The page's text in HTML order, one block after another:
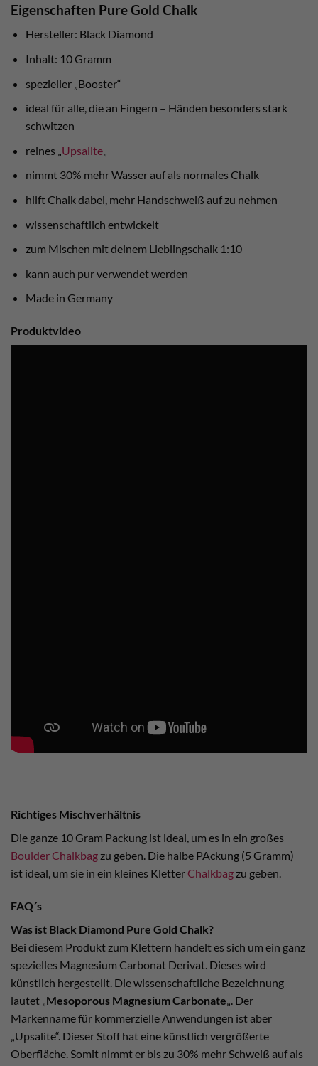
Eigenschaften Pure Gold Chalk
Hersteller: Black Diamond
Inhalt: 10 Gramm
spezieller „Booster“
ideal für alle, die an Fingern – Händen besonders stark
schwitzen
reines „ Upsalite„
nimmt 30% mehr Wasser auf als normales Chalk
hilft Chalk dabei, mehr Handschweiß auf zu nehmen
wissenschaftlich entwickelt
zum Mischen mit deinem Lieblingschalk 1:10
kann auch pur verwendet werden
Made in Germany
Produktvideo
Richtiges Mischverhältnis
Die ganze 10 Gram Packung ist ideal, um es in ein großes
Boulder Chalkbag zu geben. Die halbe PAckung (5 Gramm)
ist ideal, um sie in ein kleines KletterChalkbag zu geben.
FAQ´s
Was ist Black Diamond Pure Gold Chalk?
Bei diesem Produkt zum Klettern handelt es sich um ein ganz
spezielles Magnesium Carbonat Derivat. Dieses wird
künstlich hergestellt. Die wissenschaftliche Bezeichnung
lautet „ Mesoporous Magnesium Carbonate „. Der
Markenname für kommerzielle Anwendungen ist aber
„Upsalite“. Dieser Stoff hat eine künstlich vergrößerte
Oberfläche. Somit nimmt er bis zu 30% mehr Schweiß auf als